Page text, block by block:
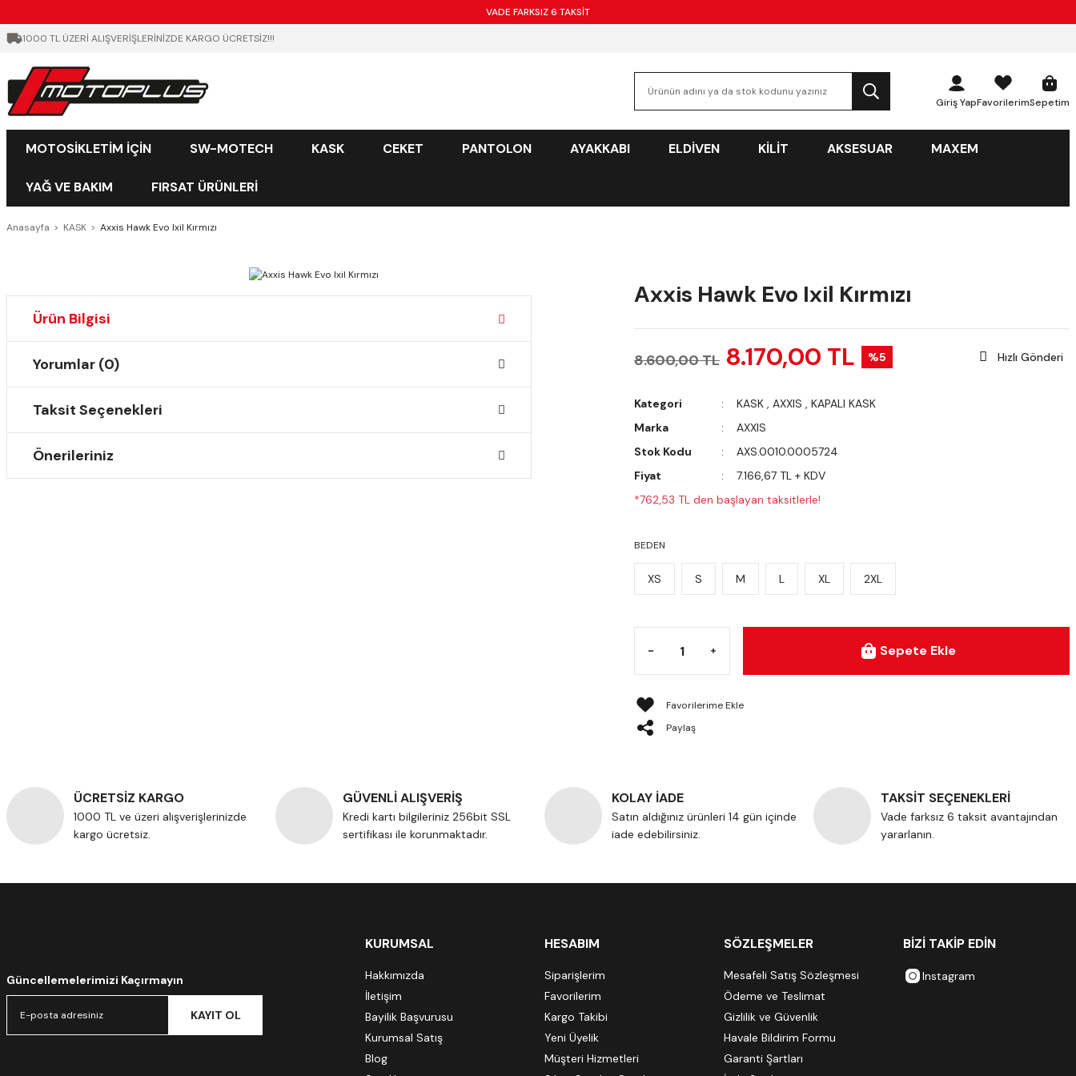
VADE FARKSIZ 6 TAKSİT
1000 TL ÜZERİ ALIŞVERİŞLERİNİZDE KARGO ÜCRETSİZ!!!
Giriş YapFavorilerimSepetim
MOTOSİKLETİM İÇİN SW-MOTECH KASK CEKET PANTOLON AYAKKABI ELDİVEN KİLİT AKSESUAR MAXEM
YAĞ VE BAKIM FIRSAT ÜRÜNLERİ
Anasayfa KASK Axxis Hawk Evo Ixil Kırmızı
Ürün Bilgisi
Yorumlar (0)
Taksit Seçenekleri
Önerileriniz
Axxis Hawk Evo Ixil Kırmızı
8.600,00 TL 8.170,00 TL %5 Hızlı Gönderi
Kategori KASK , AXXIS , KAPALI KASK
Marka
AXXIS
Stok Kodu
AXS.0010.0005724
Fiyat
7.166,67 TL + KDV
*762,53 TL den başlayan taksitlerle!
BEDEN
XS S M L XL 2XL
Sepete Ekle
Paylaş
ÜCRETSİZ KARGO
1000 TL ve üzeri alışverişlerinizde
kargo ücretsiz.
GÜVENLİ ALIŞVERİŞ
Kredi kartı bilgileriniz 256bit SSL
sertifikası ile korunmaktadır.
KOLAY İADE
Satın aldığınız ürünleri 14 gün içinde
iade edebilirsiniz.
TAKSİT SEÇENEKLERİ
Vade farksız 6 taksit avantajından
yararlanın.
Güncellemelerimizi Kaçırmayın
KAYIT OL
KURUMSAL
Hakkımızda
İletişim
Bayilik Başvurusu
Kurumsal Satış
Blog
HESABIM
Siparişlerim
Favorilerim
Kargo Takibi
Yeni Üyelik
Müşteri Hizmetleri
SÖZLEŞMELER
Mesafeli Satış Sözleşmesi
Ödeme ve Teslimat
Gizlilik ve Güvenlik
Havale Bildirim Formu
Garanti Şartları
BİZİ TAKİP EDİN
Instagram